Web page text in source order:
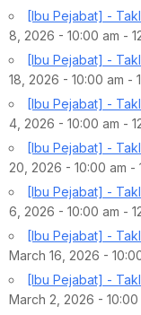
[Ibu Pejabat] -
8, 2026 - 10:00 am -
[Ibu Pejabat] -
18, 2026 - 10:00 am -
[Ibu Pejabat] -
4, 2026 - 10:00 am -
[Ibu Pejabat] -
20, 2026 - 10:00 am -
[Ibu Pejabat] -
6, 2026 - 10:00 am -
[Ibu Pejabat] -
March 16, 2026 -
[Ibu Pejabat] -
March 2, 2026 - 10:00